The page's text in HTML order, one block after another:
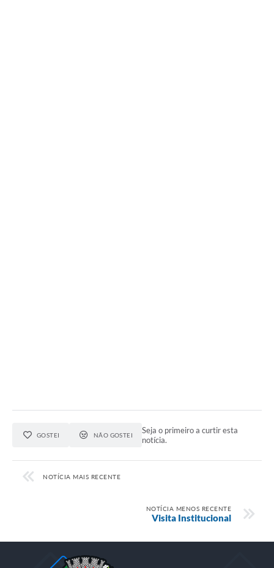
GOSTEI NÃO GOSTEI
Seja o primeiro a curtir esta
notícia.
NOTÍCIA MAIS RECENTE
NOTÍCIA MENOS RECENTE
Visita Institucional